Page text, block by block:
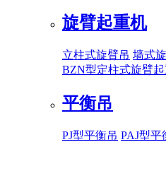
旋臂起重机
立柱式旋臂吊 墙式
BZN型定柱式旋臂
平衡吊
PJ型平衡吊 PAJ型平